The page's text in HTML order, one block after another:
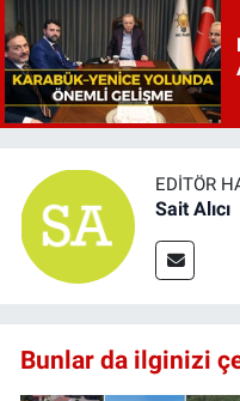
EDITÖR
Sait Alıcı
Bunlar da ilginizi